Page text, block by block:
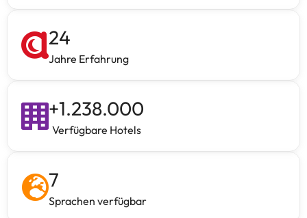
24
Jahre Erfahrung
+1.238.000
Verfügbare Hotels
7
Sprachen verfügbar